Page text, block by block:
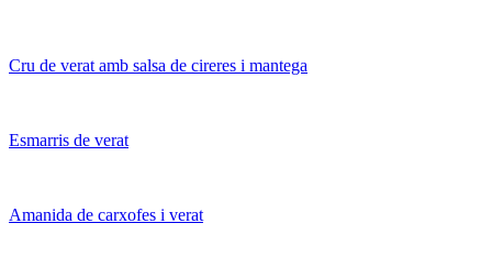
Cru de verat amb salsa de cireres i mantega
Esmarris de verat
Amanida de carxofes i verat